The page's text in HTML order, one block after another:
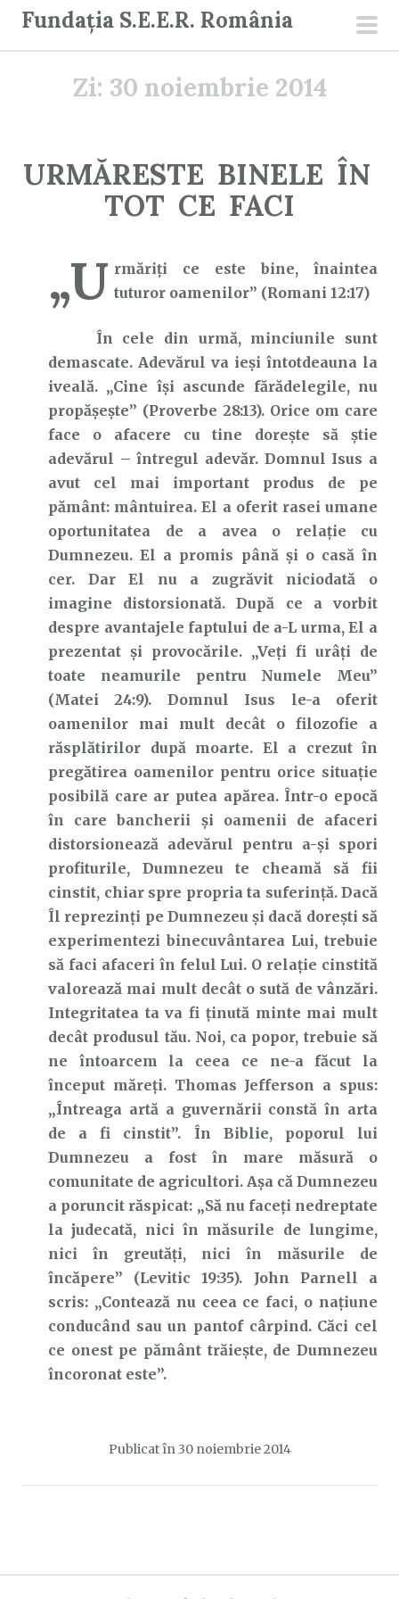
Fundația S.E.E.R. România
Zi: 30 noiembrie 2014
URMĂRESTE BINELE ÎN
TOT CE FACI
„U rmăriţi ce este bine, înaintea
tuturor oamenilor” (Romani 12:17)
În cele din urmă, minciunile sunt
demascate. Adevărul va ieși întotdeauna la
iveală. „Cine îşi ascunde fărădelegile, nu
propăşeşte” (Proverbe 28:13). Orice om care
face o afacere cu tine dorește să știe
adevărul – întregul adevăr. Domnul Isus a
avut cel mai important produs de pe
pământ: mântuirea. El a oferit rasei umane
oportunitatea de a avea o relație cu
Dumnezeu. El a promis până și o casă în
cer. Dar El nu a zugrăvit niciodată o
imagine distorsionată. După ce a vorbit
despre avantajele faptului de a-L urma, El a
prezentat și provocările. „Veţi fi urâți de
toate neamurile pentru Numele Meu”
(Matei 24:9). Domnul Isus le-a oferit
oamenilor mai mult decât o filozofie a
răsplătirilor după moarte. El a crezut în
pregătirea oamenilor pentru orice situație
posibilă care ar putea apărea. Într-o epocă
în care bancherii și oamenii de afaceri
distorsionează adevărul pentru a-și spori
profiturile, Dumnezeu te cheamă să fii
cinstit, chiar spre propria ta suferință. Dacă
Îl reprezinți pe Dumnezeu și dacă dorești să
experimentezi binecuvântarea Lui, trebuie
să faci afaceri în felul Lui. O relație cinstită
valorează mai mult decât o sută de vânzări.
Integritatea ta va fi ținută minte mai mult
decât produsul tău. Noi, ca popor, trebuie să
ne întoarcem la ceea ce ne-a făcut la
început măreți. Thomas Jefferson a spus:
„Întreaga artă a guvernării constă în arta
de a fi cinstit”. În Biblie, poporul lui
Dumnezeu a fost în mare măsură o
comunitate de agricultori. Așa că Dumnezeu
a poruncit răspicat: „Să nu faceţi nedreptate
la judecată, nici în măsurile de lungime,
nici în greutăţi, nici în măsurile de
încăpere” (Levitic 19:35). John Parnell a
scris: „Contează nu ceea ce faci, o naţiune
conducând sau un pantof cârpind. Căci cel
ce onest pe pământ trăieşte, de Dumnezeu
încoronat este”.
Publicat în 30 noiembrie 2014